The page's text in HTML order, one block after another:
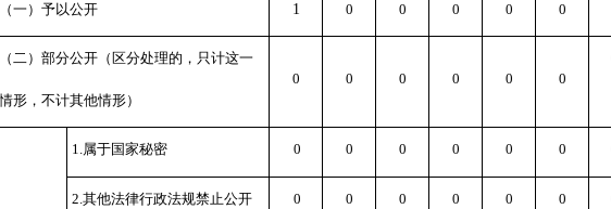
（一）予以公开 1 0 0 0 0 0
（二）部分公开 （区分处理的，只计这一
情形，不计其他情形）
0 0 0 0 0 0
1.属于国家秘密 0 0 0 0 0 0
2.其他法律行政法规禁止公开 0 0 0 0 0 0